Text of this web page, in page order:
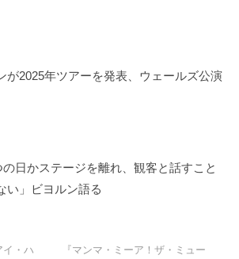
が2025年ツアーを発表、ウェールズ公演
の日かステージを離れ、観客と話すこと
い」ビヨルン語る
イ・ハ
『マンマ・ミーア！ザ・ミュー